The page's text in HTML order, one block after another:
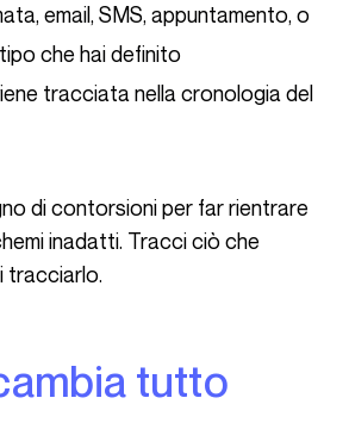
email, SMS, appuntamento, o
che hai definito
tracciata nella cronologia del
inadatti. Tracci ciò che
tracciarlo.
tutto